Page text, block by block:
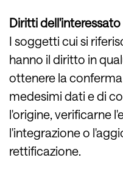
Diritti dell'interessato
I soggetti cui si
hanno il diritto in
ottenere la
medesimi dati e di
l'origine, verificarne
l'integrazione o
rettificazione.